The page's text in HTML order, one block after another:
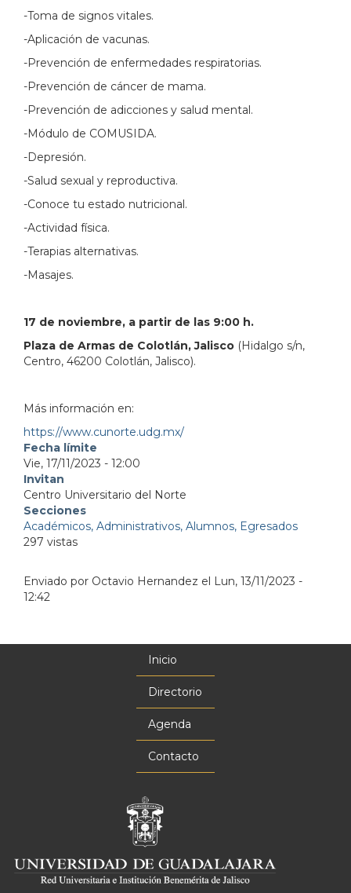
-Toma de signos vitales.
-Aplicación de vacunas.
-Prevención de enfermedades respiratorias.
-Prevención de cáncer de mama.
-Prevención de adicciones y salud mental.
-Módulo de COMUSIDA.
-Depresión.
-Salud sexual y reproductiva.
-Conoce tu estado nutricional.
-Actividad física.
-Terapias alternativas.
-Masajes.
17 de noviembre, a partir de las 9:00 h.
Plaza de Armas de Colotlán, Jalisco (Hidalgo s/n,
Centro, 46200 Colotlán, Jalisco).
Más información en:
https://www.cunorte.udg.mx/
Fecha límite
Vie, 17/11/2023 - 12:00
Invitan
Centro Universitario del Norte
Secciones
Académicos, Administrativos, Alumnos, Egresados
297 vistas
Enviado por Octavio Hernandez el Lun, 13/11/2023 -
12:42
Inicio
Directorio
Agenda
Contacto